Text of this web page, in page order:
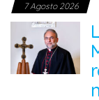
7 Agosto 2026